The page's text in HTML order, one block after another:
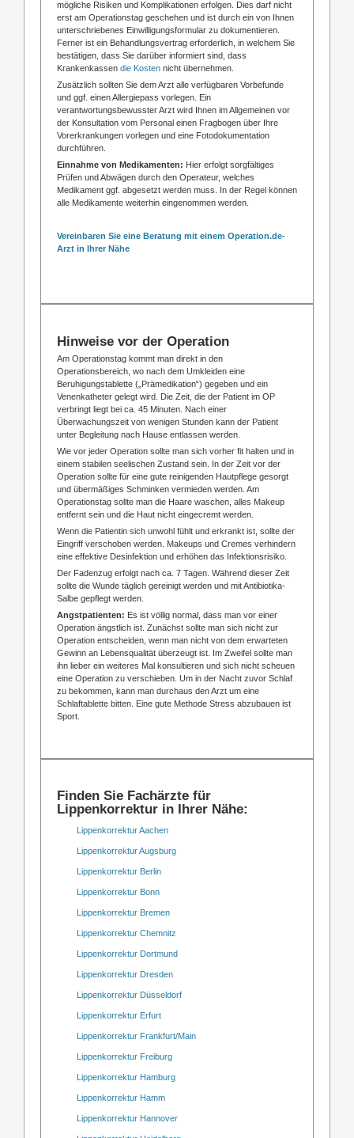
mögliche Risiken und Komplikationen erfolgen. Dies darf nicht
erst am Operationstag geschehen und ist durch ein von Ihnen
unterschriebenes Einwilligungsformular zu dokumentieren.
Ferner ist ein Behandlungsvertrag erforderlich, in welchem Sie
bestätigen, dass Sie darüber informiert sind, dass
Krankenkassen die Kostennicht übernehmen.
Zusätzlich sollten Sie dem Arzt alle verfügbaren Vorbefunde
und ggf. einen Allergiepass vorlegen. Ein
verantwortungsbewusster Arzt wird Ihnen im Allgemeinen vor
der Konsultation vom Personal einen Fragbogen über Ihre
Vorerkrankungen vorlegen und eine Fotodokumentation
durchführen.
Einnahme von Medikamenten: Hier erfolgt sorgfältiges
Prüfen und Abwägen durch den Operateur, welches
Medikament ggf. abgesetzt werden muss. In der Regel können
alle Medikamente weiterhin eingenommen werden.
Vereinbaren Sie eine Beratung mit einem Operation.de-
Arzt in Ihrer Nähe
Hinweise vor der Operation
Am Operationstag kommt man direkt in den
Operationsbereich, wo nach dem Umkleiden eine
Beruhigungstablette („Prämedikation“) gegeben und ein
Venenkatheter gelegt wird. Die Zeit, die der Patient im OP
verbringt liegt bei ca. 45 Minuten. Nach einer
Überwachungszeit von wenigen Stunden kann der Patient
unter Begleitung nach Hause entlassen werden.
Wie vor jeder Operation sollte man sich vorher fit halten und in
einem stabilen seelischen Zustand sein. In der Zeit vor der
Operation sollte für eine gute reinigenden Hautpflege gesorgt
und übermäßiges Schminken vermieden werden. Am
Operationstag sollte man die Haare waschen, alles Makeup
entfernt sein und die Haut nicht eingecremt werden.
Wenn die Patientin sich unwohl fühlt und erkrankt ist, sollte der
Eingriff verschoben werden. Makeups und Cremes verhindern
eine effektive Desinfektion und erhöhen das Infektionsrisiko.
Der Fadenzug erfolgt nach ca. 7 Tagen. Während dieser Zeit
sollte die Wunde täglich gereinigt werden und mit Antibiotika-
Salbe gepflegt werden.
Angstpatienten: Es ist völlig normal, dass man vor einer
Operation ängstlich ist. Zunächst sollte man sich nicht zur
Operation entscheiden, wenn man nicht von dem erwarteten
Gewinn an Lebensqualität überzeugt ist. Im Zweifel sollte man
ihn lieber ein weiteres Mal konsultieren und sich nicht scheuen
eine Operation zu verschieben. Um in der Nacht zuvor Schlaf
zu bekommen, kann man durchaus den Arzt um eine
Schlaftablette bitten. Eine gute Methode Stress abzubauen ist
Sport.
Finden Sie Fachärzte für
Lippenkorrektur in Ihrer Nähe:
Lippenkorrektur Aachen
Lippenkorrektur Augsburg
Lippenkorrektur Berlin
Lippenkorrektur Bonn
Lippenkorrektur Bremen
Lippenkorrektur Chemnitz
Lippenkorrektur Dortmund
Lippenkorrektur Dresden
Lippenkorrektur Düsseldorf
Lippenkorrektur Erfurt
Lippenkorrektur Frankfurt/Main
Lippenkorrektur Freiburg
Lippenkorrektur Hamburg
Lippenkorrektur Hamm
Lippenkorrektur Hannover